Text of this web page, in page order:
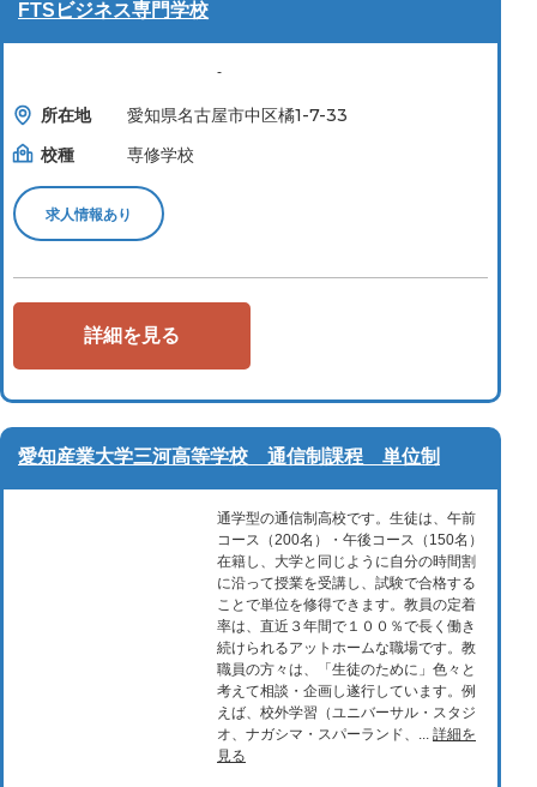
FTSビジネス専門学校
-
所在地
愛知県名古屋市中区橘1-7-33
校種
専修学校
求人情報あり
詳細を見る
愛知産業大学三河高等学校 通信制課程 単位制
通学型の通信制高校です。生徒は、午前
コース（200名）・午後コース（150名）
在籍し、大学と同じように自分の時間割
に沿って授業を受講し、試験で合格する
ことで単位を修得できます。教員の定着
率は、直近３年間で１００％で長く働き
続けられるアットホームな職場です。教
職員の方々は、「生徒のために」色々と
考えて相談・企画し遂行しています。例
えば、校外学習（ユニバーサル・スタジ
オ、ナガシマ・スパーランド、... 詳細を
見る